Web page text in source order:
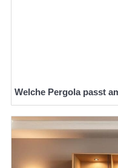
Welche Pergola passt